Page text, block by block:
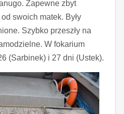
Zapewne zbyt
swoich matek. Były
Szybko przeszły na
W fokarium
(Sarbinek) i 27 dni (Ustek).